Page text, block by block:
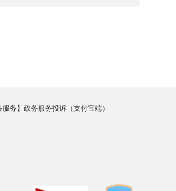
服务】政务服务投诉（支付宝端）